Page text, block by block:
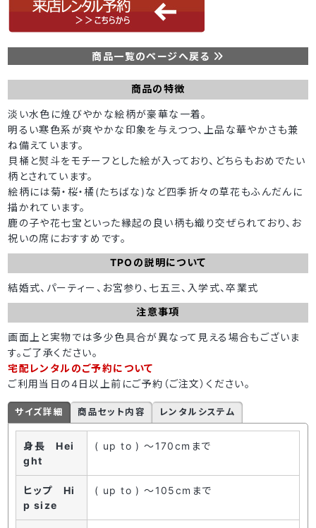
商品一覧のページへ戻る
商品の特徴
淡い水色に煌びやかな絵柄が豪華な一着。
明るい寒色系が爽やかな印象を与えつつ、上品な華やかさも兼
ね備えています。
貝桶と熨斗をモチーフとした絵が入っており、どちらもおめでたい
柄とされています。
絵柄には菊・桜・橘(たちばな)など四季折々の草花もふんだんに
描かれています。
鹿の子や花七宝といった縁起の良い柄も織り交ぜられており、お
祝いの席におすすめです。
TPOの説明について
結婚式、パーティー、お宮参り、七五三、入学式、卒業式
注意事項
画面上と実物では多少色具合が異なって見える場合もございま
す。ご了承ください。
宅配レンタルのご予約について
ご利用当日の4日以上前にご予約（ご注文）ください。
サイズ詳細 商品セット内容 レンタルシステム
身長 Hei
ght
( up to ) ～170cmまで
ヒップ Hi
p size
( up to ) ～105cmまで